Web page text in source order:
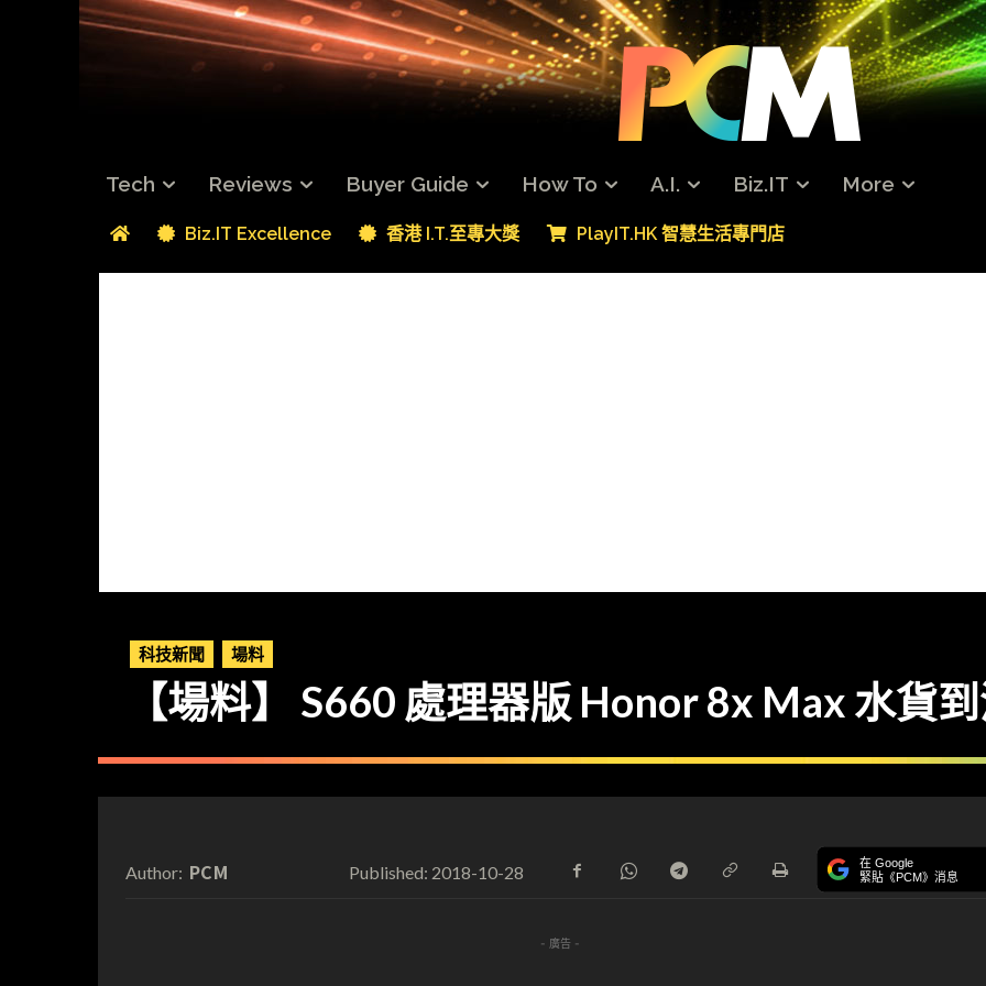
Tech Reviews Buyer Guide How To A.I. Biz.IT More
Biz.IT Excellence 香港 I.T.至專大獎 PlayIT.HK 智慧生活專門店
科技新聞 場料
【場料】 S660 處理器版 Honor 8x Max 水貨
Author: PCM Published: 2018-10-28 在 Google
緊貼《PCM》消息
- 廣告 -